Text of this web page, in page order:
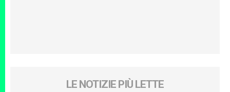
LE NOTIZIE PIÙ LETTE